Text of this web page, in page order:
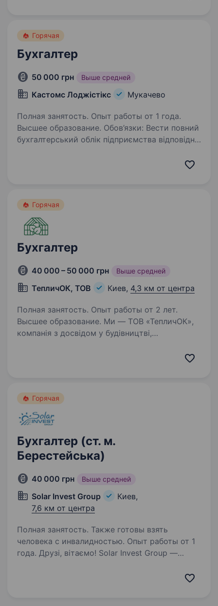
Горячая
Бухгалтер
50 000 грн Выше средней
Кастомс Лоджістікс Мукачево
Полная занятость. Опыт работы от 1 года.
Высшее образование. Обов’язки: Вести повний
бухгалтерський облік підприємства відповідно
Горячая
Бухгалтер
40 000 – 50 000 грн Выше средней
ТепличОК, ТОВ Киев, 4,3 км от центра
Полная занятость. Опыт работы от 2 лет.
Высшее образование. Ми — ТОВ «ТепличОК»,
компанія з досвідом у будівництві,
Горячая
Бухгалтер (ст. м.
Берестейська)
40 000 грн Выше средней
Solar Invest Group
Киев,
7,6 км от центра
Полная занятость. Также готовы взять
человека с инвалидностью. Опыт работы от 1
года. Друзі, вітаємо! Solar Invest Group —